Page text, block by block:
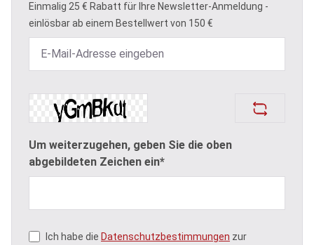
Einmalig 25 € Rabatt für Ihre Newsletter-Anmeldung -
einlösbar ab einem Bestellwert von 150 €
Um weiterzugehen, geben Sie die oben
abgebildeten Zeichen ein*
Ich habe die Datenschutzbestimmungen zur